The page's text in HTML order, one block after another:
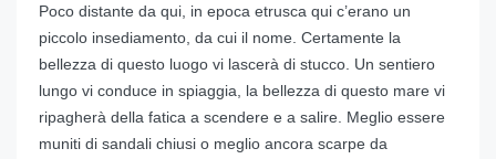
Poco distante da qui, in epoca etrusca qui c’erano un
piccolo insediamento, da cui il nome. Certamente la
bellezza di questo luogo vi lascerà di stucco. Un sentiero
lungo vi conduce in spiaggia, la bellezza di questo mare vi
ripagherà della fatica a scendere e a salire. Meglio essere
muniti di sandali chiusi o meglio ancora scarpe da